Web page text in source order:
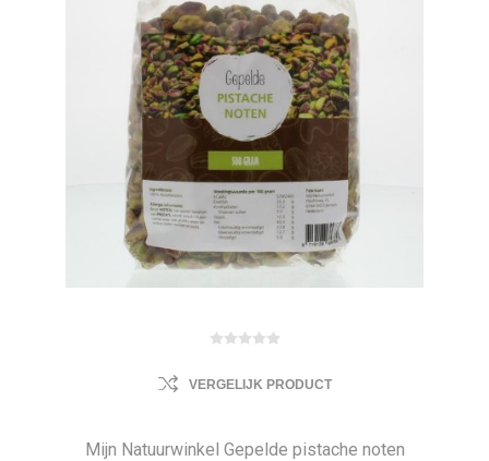
VERGELIJK PRODUCT
Mijn Natuurwinkel Gepelde pistache noten